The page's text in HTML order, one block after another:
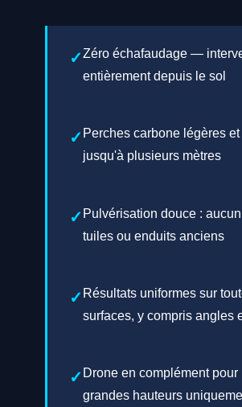
Zéro échafaudage —
entièrement depuis le sol
Perches carbone légères
jusqu'à plusieurs mètres
Pulvérisation douce :
tuiles ou enduits anciens
Résultats uniformes sur
surfaces, y compris angles
Drone en complément pour
grandes hauteurs